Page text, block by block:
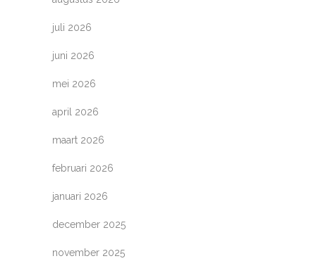
juli 2026
juni 2026
mei 2026
april 2026
maart 2026
februari 2026
januari 2026
december 2025
november 2025